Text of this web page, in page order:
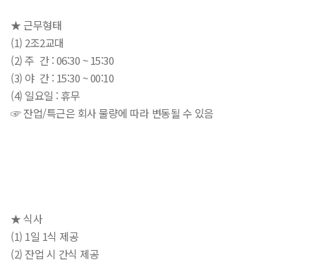
★ 근무형태
(1) 2조2교대
(2) 주 간 : 06:30 ~ 15:30
(3) 야 간 : 15:30 ~ 00:10
(4) 일요일 : 휴무
☞ 잔업/특근은 회사 물량에 따라 변동될 수 있음
★ 식사
(1) 1일 1식 제공
(2) 잔업 시 간식 제공